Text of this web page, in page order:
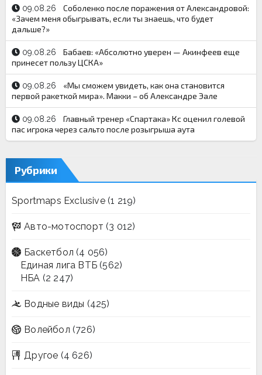
09.08.26
Соболенко после поражения от Александровой:
«Зачем меня обыгрывать, если ты знаешь, что будет
дальше?»
09.08.26
Бабаев: «Абсолютно уверен — Акинфеев еще
принесет пользу ЦСКА»
09.08.26
«Мы сможем увидеть, как она становится
первой ракеткой мира». Макки – об Александре Эале
09.08.26
Главный тренер «Спартака» Кс оценил голевой
пас игрока через сальто после розыгрыша аута
Рубрики
Sportmaps Exclusive(1 219)
Авто-мотоспорт (3 012)
Баскетбол (4 056)
Единая лига ВТБ (562)
НБА (2 247)
Водные виды (425)
Волейбол (726)
Другое (4 626)